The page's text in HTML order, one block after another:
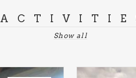
Show all